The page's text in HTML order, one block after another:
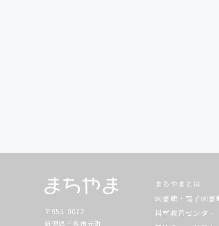
〒955-0072
新潟県三条市元町
まちやまとは
図書館・電子図書
科学教育センター